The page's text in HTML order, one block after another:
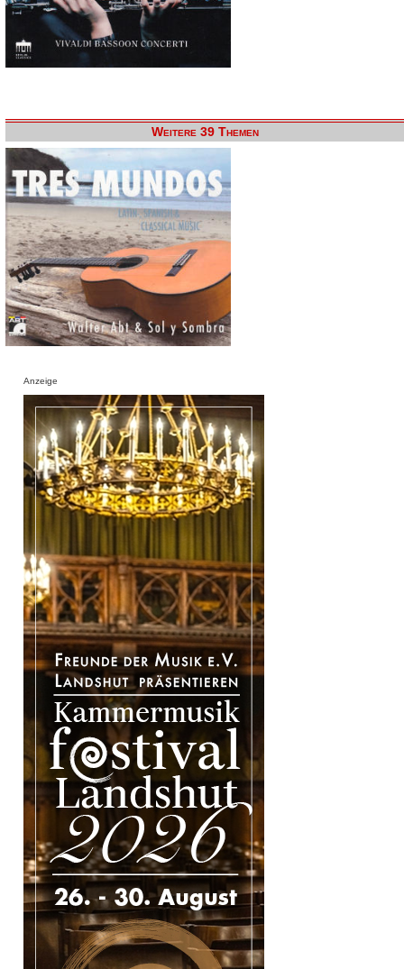
Weitere 39 Themen
Anzeige